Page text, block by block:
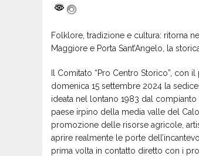
Folklore, tradizione e cultura: ritorna
Maggiore e Porta Sant’Angelo, la
Il Comitato “Pro Centro Storico”, con
domenica 15 settembre 2024 la
ideata nel lontano 1983 dal compianto
paese irpino della media valle del
promozione delle risorse agricole,
aprire realmente le porte
prima volta in contatto diretto con i